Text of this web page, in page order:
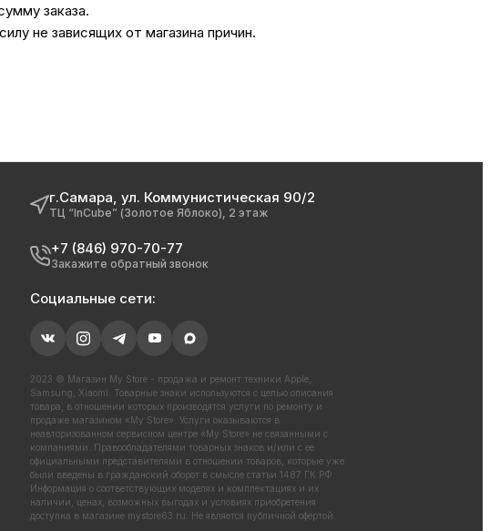
заказа.
не зависящих от магазина причин.
г.Самара, ул. Коммунистическая 90/2
ТЦ “InCube” (Золотое Яблоко), 2 этаж
+7 (846) 970-70-77
Закажите обратный звонок
Социальные сети:
2023 © Магазин My Store - продажа и ремонт техники Apple,
Samsung, Xiaomi. Товарные знаки используются с целью описания
товара, в отношении которых производятся услуги по ремонту и
продаже магазином «My Store». Услуги оказываются в
неавторизованном сервисном центре «My Store» не связанными с
компаниями. Правообладателями товарных знаков и/или с ее
официальными представителями в отношении товаров, которые уже
были введены в гражданский оборот в смысле статьи 1487 ГК РФ.
Информация о соответствующих моделях и комплектациях и их
наличии, ценах, возможных выгодах и условиях приобретения
доступна в магазине mystore63.ru . Не является публичной офертой.